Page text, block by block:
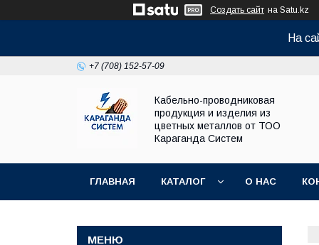
Создать сайт на Satu.kz
На
+7 (708) 152-57-09
Кабельно-проводниковая
продукция и изделия из
цветных металлов от ТОО
Караганда Систем
ГЛАВНАЯ КАТАЛОГ О НАС